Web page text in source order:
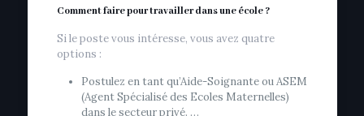
Comment faire pour travailler dans une école ?
Si le poste vous intéresse, vous avez quatre
options :
Postulez en tant qu’Aide-Soignante ou ASEM
(Agent Spécialisé des Ecoles Maternelles)
dans le secteur privé. …